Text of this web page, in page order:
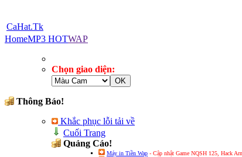
CaHat.Tk
HomeMP3 HOTWAP
Chọn giao diện:
Thông Báo!
Khắc phục lỗi tải về
Cuối Trang
Quảng Cáo!
Máy in Tiền Wap - Cập nhật Game NQSH 125, Hack